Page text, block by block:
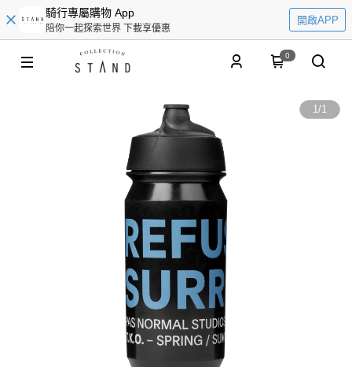
騎行專屬購物 App
陪你一起探索世界 下載享優惠
開啟APP
0
1/1